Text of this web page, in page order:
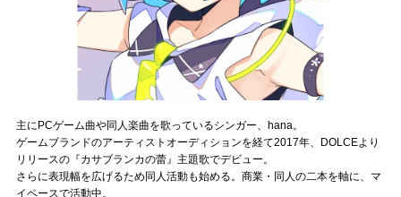
muevoコミュニティ
ぶいクラ！by muevo
ぶいコミュ！by muevo
ぶいマガ！ by muevo
Follow us
主にPCゲーム曲や同人楽曲を歌っているシンガー、hana。
ゲームブランドのアーティストオーディションを経て2017年、DOLCEより
リリースの『カサブランカの蕾』主題歌でデビュー。
さらに表現幅を広げるため同人活動も始める。商業・同人の二本を軸に、マ
イペースで活動中。